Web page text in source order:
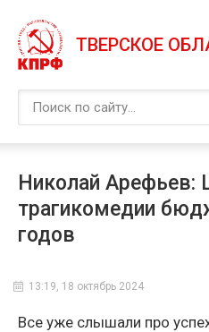
Николай Арефьев:
трагикомедии
годов
13:19, 18 октябрь 2024
Все уже слышали про